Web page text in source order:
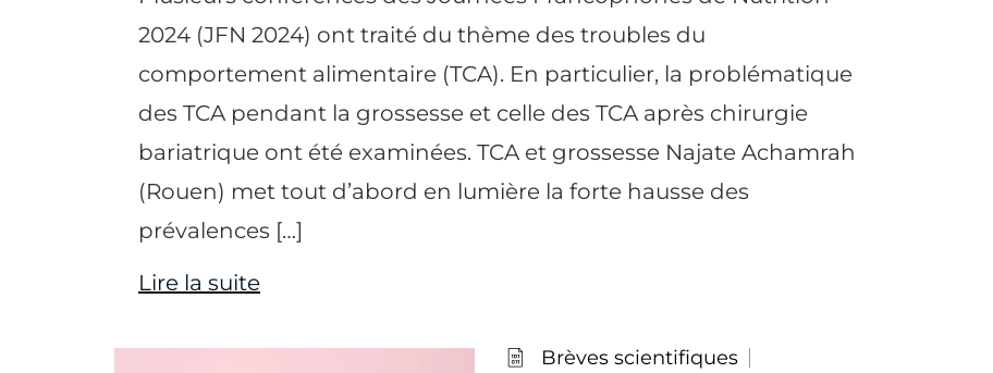
2024 (JFN 2024) ont traité du thème des troubles du
comportement alimentaire (TCA). En particulier, la problématique
des TCA pendant la grossesse et celle des TCA après chirurgie
bariatrique ont été examinées. TCA et grossesse Najate Achamrah
(Rouen) met tout d’abord en lumière la forte hausse des
prévalences […]
Lire la suite
Brèves scientifiques